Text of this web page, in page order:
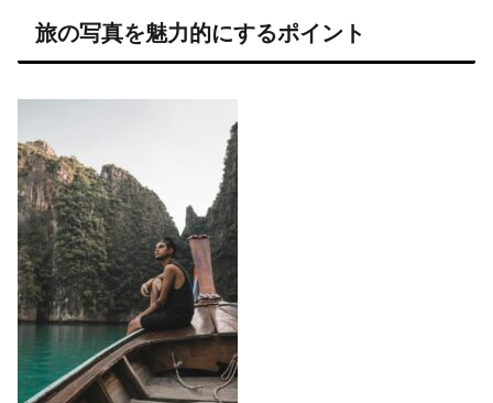
旅の写真を魅力的にするポイント